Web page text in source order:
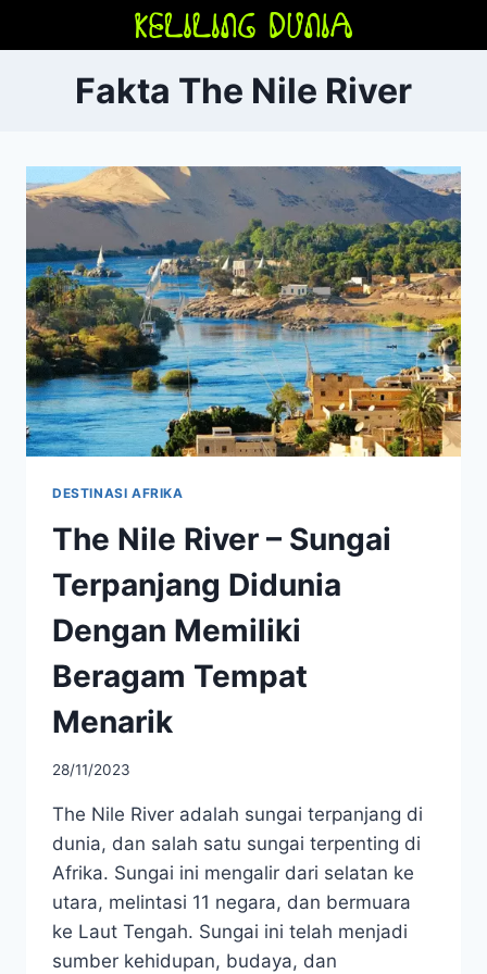
Fakta The Nile River
DESTINASI AFRIKA
The Nile River – Sungai
Terpanjang Didunia
Dengan Memiliki
Beragam Tempat
Menarik
28/11/2023
The Nile River adalah sungai terpanjang di
dunia, dan salah satu sungai terpenting di
Afrika. Sungai ini mengalir dari selatan ke
utara, melintasi 11 negara, dan bermuara
ke Laut Tengah. Sungai ini telah menjadi
sumber kehidupan, budaya, dan